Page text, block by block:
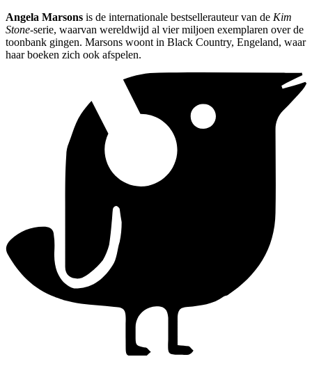
Angela Marsons is de internationale bestsellerauteur van de Kim
Stone-serie, waarvan wereldwijd al vier miljoen exemplaren over de
toonbank gingen. Marsons woont in Black Country, Engeland, waar
haar boeken zich ook afspelen.